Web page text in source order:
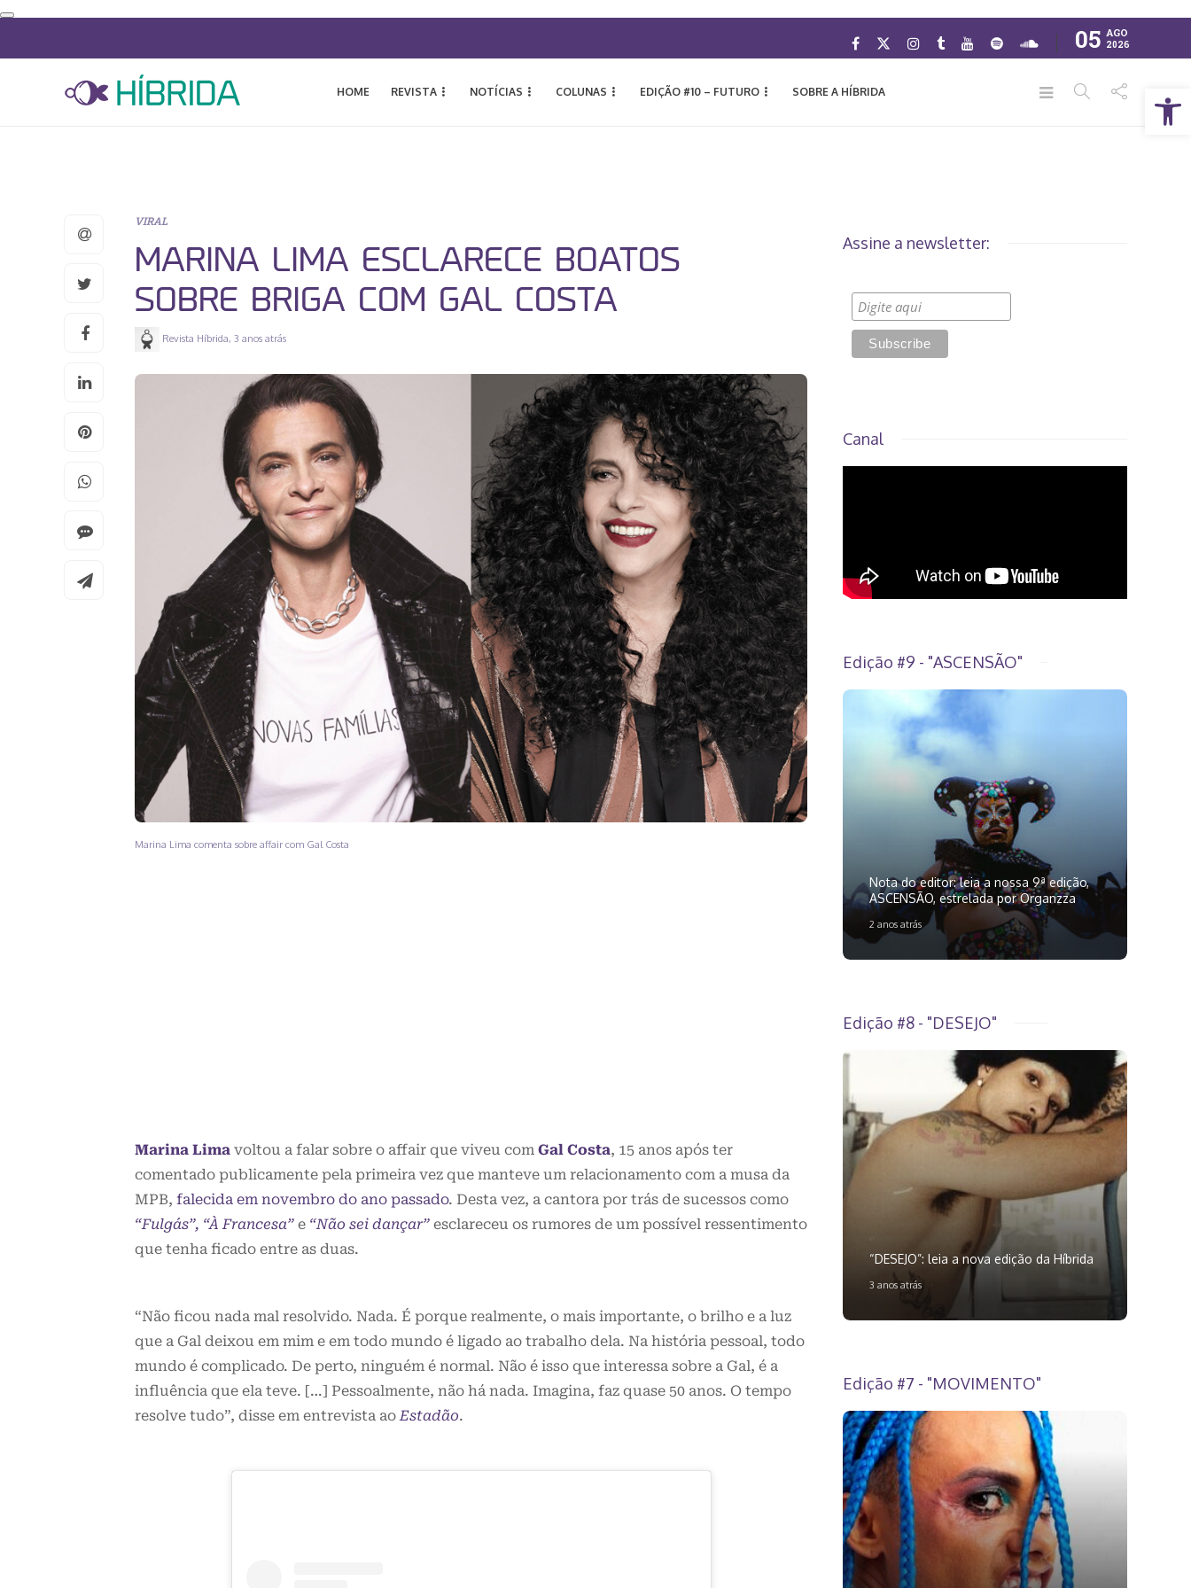
Abrir a barra de ferramentas
05 AGO
2026
HOME REVISTA NOTÍCIAS COLUNAS EDIÇÃO #10 – FUTURO SOBRE A HÍBRIDA
VIRAL
MARINA LIMA ESCLARECE BOATOS
SOBRE BRIGA COM GAL COSTA
Revista Híbrida, 3 anos atrás
Marina Lima comenta sobre affair com Gal Costa
Marina Lima voltou a falar sobre o affair que viveu com Gal Costa, 15 anos após ter
comentado publicamente pela primeira vez que manteve um relacionamento com a musa da
MPB, falecida em novembro do ano passado. Desta vez, a cantora por trás de sucessos como
“Fulgás”, “À Francesa” e “Não sei dançar” esclareceu os rumores de um possível ressentimento
que tenha ficado entre as duas.
“Não ficou nada mal resolvido. Nada. É porque realmente, o mais importante, o brilho e a luz
que a Gal deixou em mim e em todo mundo é ligado ao trabalho dela. Na história pessoal, todo
mundo é complicado. De perto, ninguém é normal. Não é isso que interessa sobre a Gal, é a
influência que ela teve. […] Pessoalmente, não há nada. Imagina, faz quase 50 anos. O tempo
resolve tudo”, disse em entrevista aoEstadão.
Assine a newsletter:
Canal
Edição #9 - "ASCENSÃO"
Nota do editor: leia a nossa 9ª edição,
ASCENSÃO, estrelada por Organzza
2 anos atrás
Edição #8 - "DESEJO"
“DESEJO”: leia a nova edição da Híbrida
3 anos atrás
Edição #7 - "MOVIMENTO"